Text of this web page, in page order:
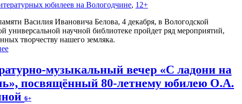
юбилеев на Вологодчине, 12+
Василия Ивановича Белова, 4 декабря, в Вологодской
универсальной научной библиотеке пройдет ряд мероприятий,
творчеству нашего земляка.
музыкальный вечер «С ладони на
посвящённый 80-летнему юбилею О.А.
6+